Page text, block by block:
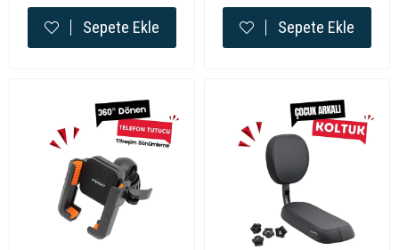
Sepete Ekle Sepete Ekle